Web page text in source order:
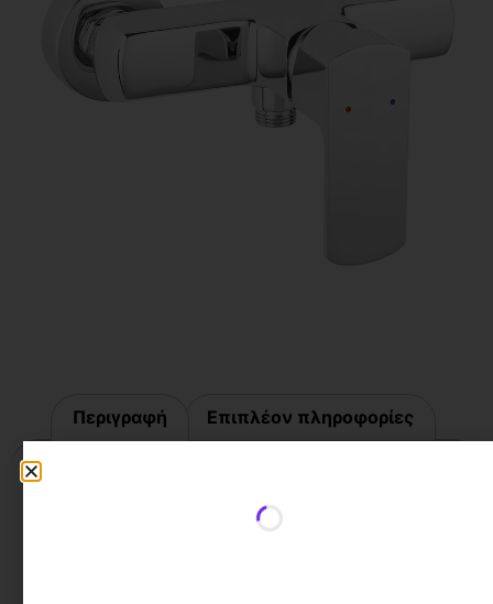
Περιγραφή Επιπλέον πληροφορίες
Περιγραφή